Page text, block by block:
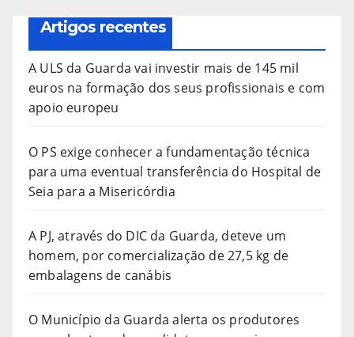
Artigos recentes
A ULS da Guarda vai investir mais de 145 mil
euros na formação dos seus profissionais e com
apoio europeu
O PS exige conhecer a fundamentação técnica
para uma eventual transferência do Hospital de
Seia para a Misericórdia
A PJ, através do DIC da Guarda, deteve um
homem, por comercialização de 27,5 kg de
embalagens de canábis
O Município da Guarda alerta os produtores